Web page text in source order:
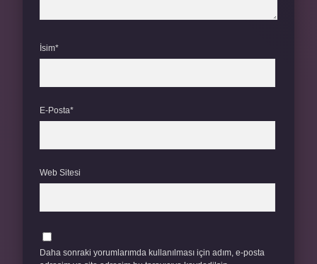
İsim*
E-Posta*
Web Sitesi
Daha sonraki yorumlarımda kullanılması için adım, e-posta